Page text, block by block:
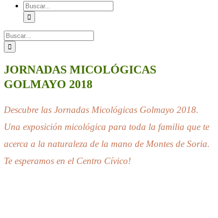
Buscar:
Buscar:
JORNADAS MICOLÓGICAS
GOLMAYO 2018
Descubre las Jornadas Micológicas Golmayo 2018.
Una exposición micológica para toda la familia que te
acerca a la naturaleza de la mano de Montes de Soria.
Te esperamos en el Centro Cívico!